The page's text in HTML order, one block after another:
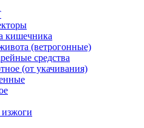
кишечника
(ветрогонные)
средства
(от укачивания)
изжоги